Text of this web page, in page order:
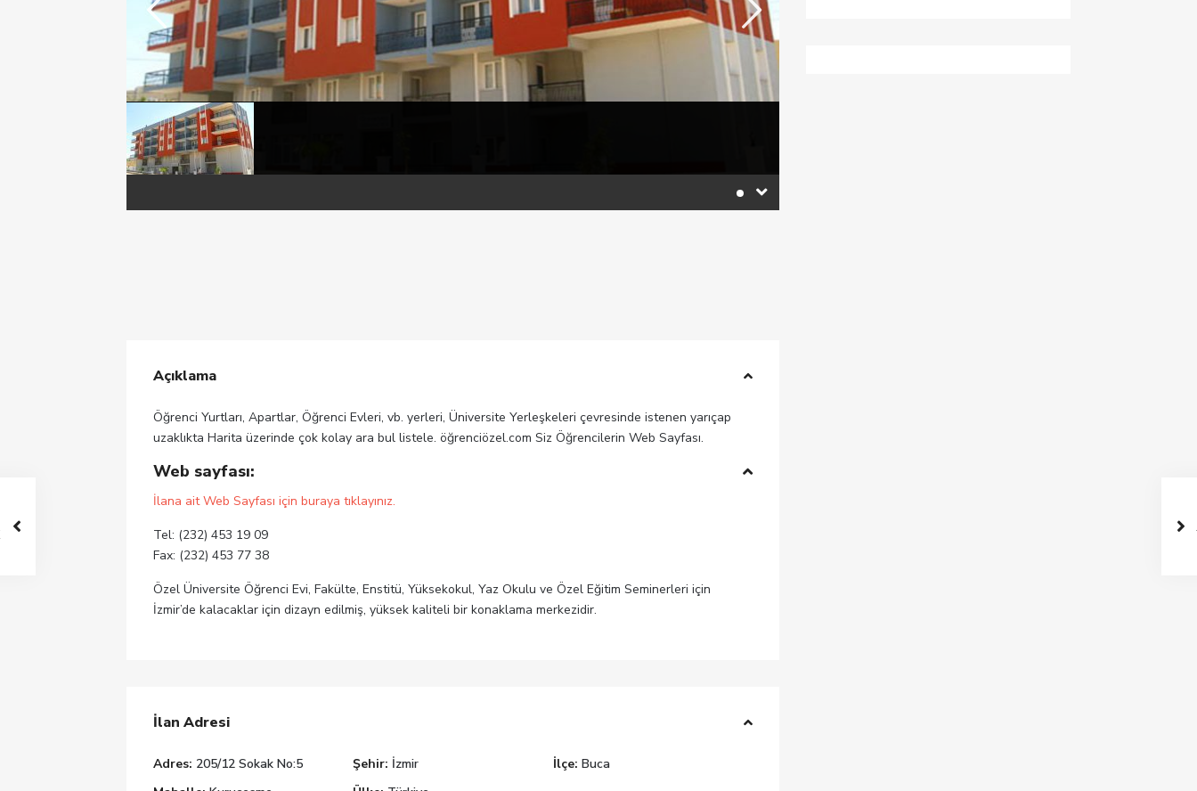
Açıklama
Öğrenci Yurtları, Apartlar, Öğrenci Evleri, vb. yerleri, Üniversite Yerleşkeleri çevresinde istenen yarıçap
uzaklıkta Harita üzerinde çok kolay ara bul listele. öğrenciözel.com Siz Öğrencilerin Web Sayfası.
Web sayfası:
İlana ait Web Sayfası için buraya tıklayınız.
Tel: (232) 453 19 09
Fax: (232) 453 77 38
Özel Üniversite Öğrenci Evi, Fakülte, Enstitü, Yüksekokul, Yaz Okulu ve Özel Eğitim Seminerleri için
İzmir’de kalacaklar için dizayn edilmiş, yüksek kaliteli bir konaklama merkezidir.
İlan Adresi
Adres: 205/12 Sokak No:5 Şehir: İzmir İlçe: Buca